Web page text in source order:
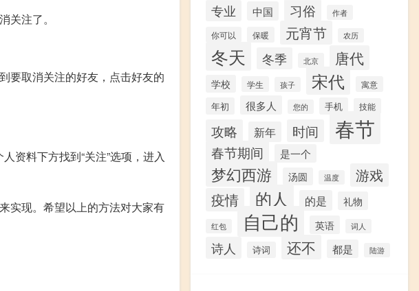
关注了。
要取消关注的好友，点击好友的
资料下方找到“关注”选项，进入
实现。希望以上的方法对大家有
专业 中国 习俗 作者
你可以 保暖 元宵节 农历
冬天 冬季 北京 唐代
学校 学生 孩子 宋代 寓意
年初 很多人 您的 手机 技能
攻略 新年 时间 春节
春节期间 是一个
梦幻西游 汤圆 温度
游戏
疫情
的人 的是 礼物
红包 自己的 英语 词人
诗人 诗词 还不 都是 陆游